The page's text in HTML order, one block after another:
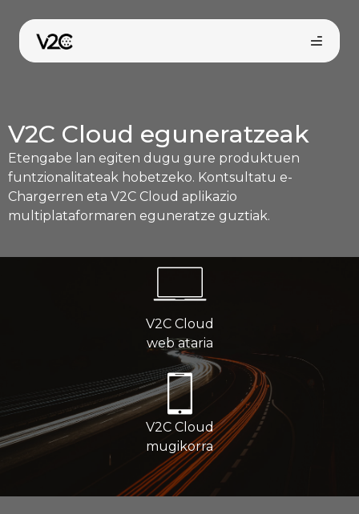
content
Online erosi
V2C Cloud eguneratzeak
Etengabe lan egiten dugu gure produktuen
funtzionalitateak hobetzeko. Kontsultatu e-
Chargerren eta V2C Cloud aplikazio
multiplataformaren eguneratze guztiak.
V2C Cloud
web ataria
V2C Cloud
mugikorra